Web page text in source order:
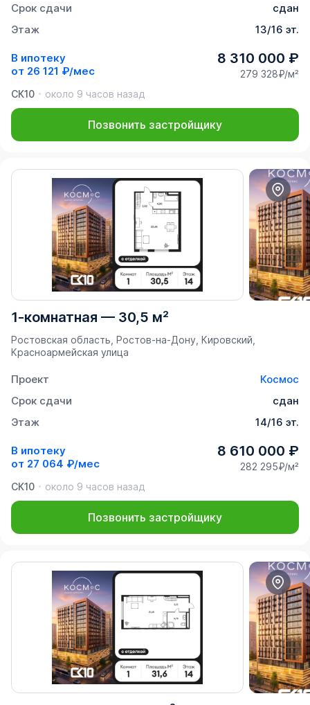
Срок сдачи
сдан
Этаж
13/16 эт.
В ипотеку
от 26 121 ₽/мес
8 310 000 ₽
279 328₽/м²
СК10
около 9 часов назад
Позвонить застройщику
1-комнатная — 30,5 м²
Ростовская область, Ростов-на-Дону, Кировский,
Красноармейская улица
Проект
Космос
Срок сдачи
сдан
Этаж
14/16 эт.
В ипотеку
от 27 064 ₽/мес
8 610 000 ₽
282 295₽/м²
СК10
около 9 часов назад
Позвонить застройщику